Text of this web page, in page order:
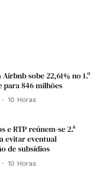
sobe 22,61% no 1.º
para 846 milhões
10 Horas
e RTP reúnem-se 2.ª
evitar eventual
de subsídios
10 Horas